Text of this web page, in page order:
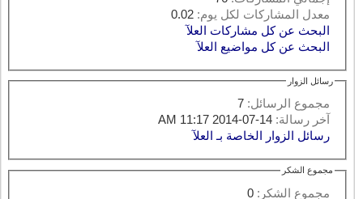
معدل المشاركات لكل يوم:0.02
البحث عن كل مشاركات العلآ
البحث عن كل مواضيع العلآ
رسائل الزوار
مجموع الرسائل: 7
آخر رسالة:14-07-2014 11:17 AM
رسائل الزوار الخاصة بـ العلآ
مجموع الشكر
مجموع الشكر:0